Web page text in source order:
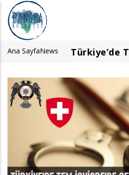
Ana
içeriğe
atla
Türkiye’de
Sayfa
yolu
Ana SayfaNews
Görsel